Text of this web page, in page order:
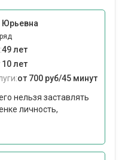
Юрьевна
49 лет
10 лет
от 700 руб/45 минут
нельзя заставлять
личность,